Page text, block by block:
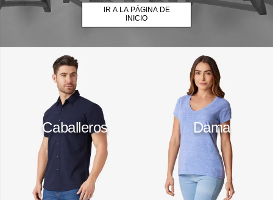
IR A LA PÁGINA DE
INICIO
Caballeros Dama
polo
playera polo
playera manga larga